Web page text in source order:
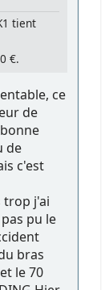
tient
€.
ce
de
de
c'est
trop j'ai
pu le
bras
le 70